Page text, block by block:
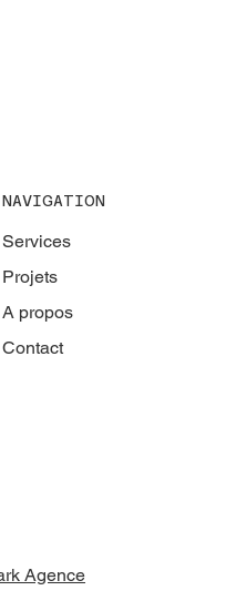
NAVIGATION
Services
Projets
A propos
Contact
Agence